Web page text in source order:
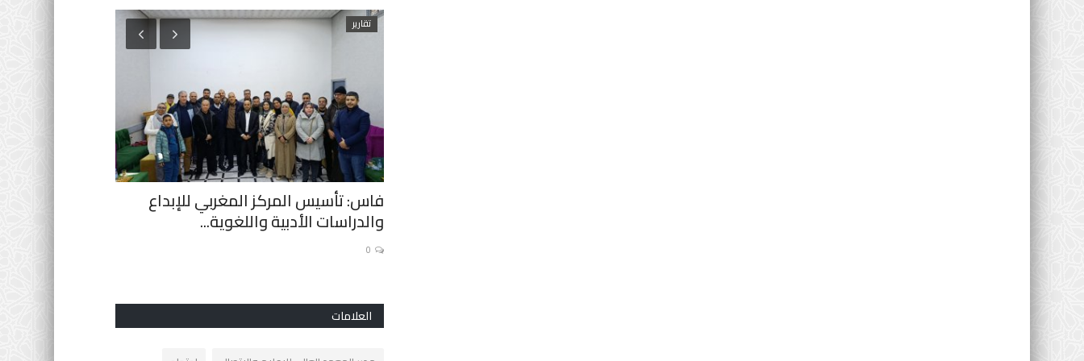
تقارير
فاس: تأسيس المركز المغربي للإبداع
والدراسات الأدبية واللغوية...
0
العلامات